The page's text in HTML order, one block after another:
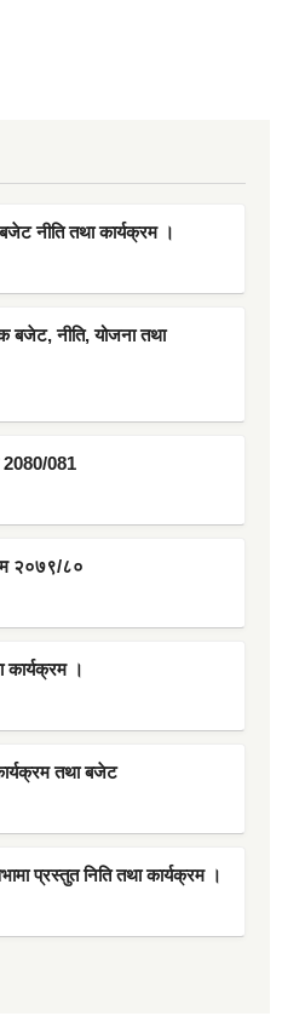
नीति तथा कार्यक्रम ।
बजेट, नीति, योजना तथा
2080/081
२०७९/८०
।
तथा बजेट
प्रस्तुत निति तथा कार्यक्रम ।